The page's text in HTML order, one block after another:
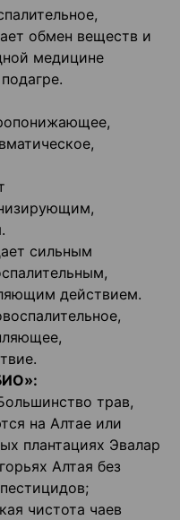
обмен веществ и
медицине
сильным
действием.
трав,
на Алтае или
плантациях Эвалар
Алтая без
чистота чаев